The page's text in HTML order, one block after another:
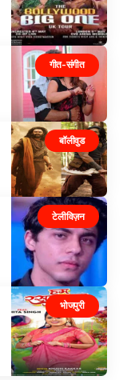
गीत-संगीत
बॉलीवुड
टेलीविज़न
भोजपुरी